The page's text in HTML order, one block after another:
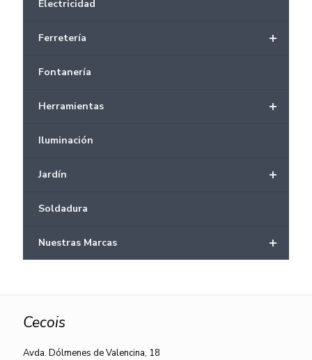
Electricidad
+
Ferretería
Fontanería
+
Herramientas
Iluminación
+
Jardín
Soldadura
+
Nuestras Marcas
Cecois
Avda. Dólmenes de Valencina, 18